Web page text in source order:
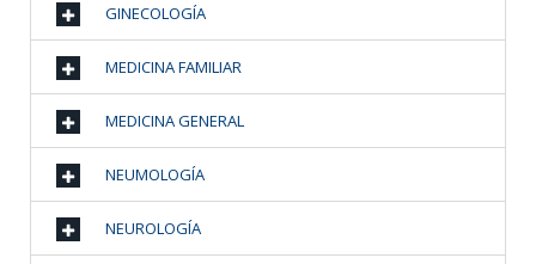
GINECOLOGÍA
MEDICINA FAMILIAR
MEDICINA GENERAL
NEUMOLOGÍA
NEUROLOGÍA